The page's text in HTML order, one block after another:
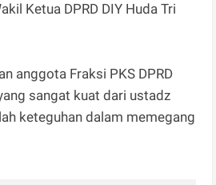
Ketua DPRD DIY Huda Tri
anggota Fraksi PKS DPRD
sangat kuat dari ustadz
keteguhan dalam memegang